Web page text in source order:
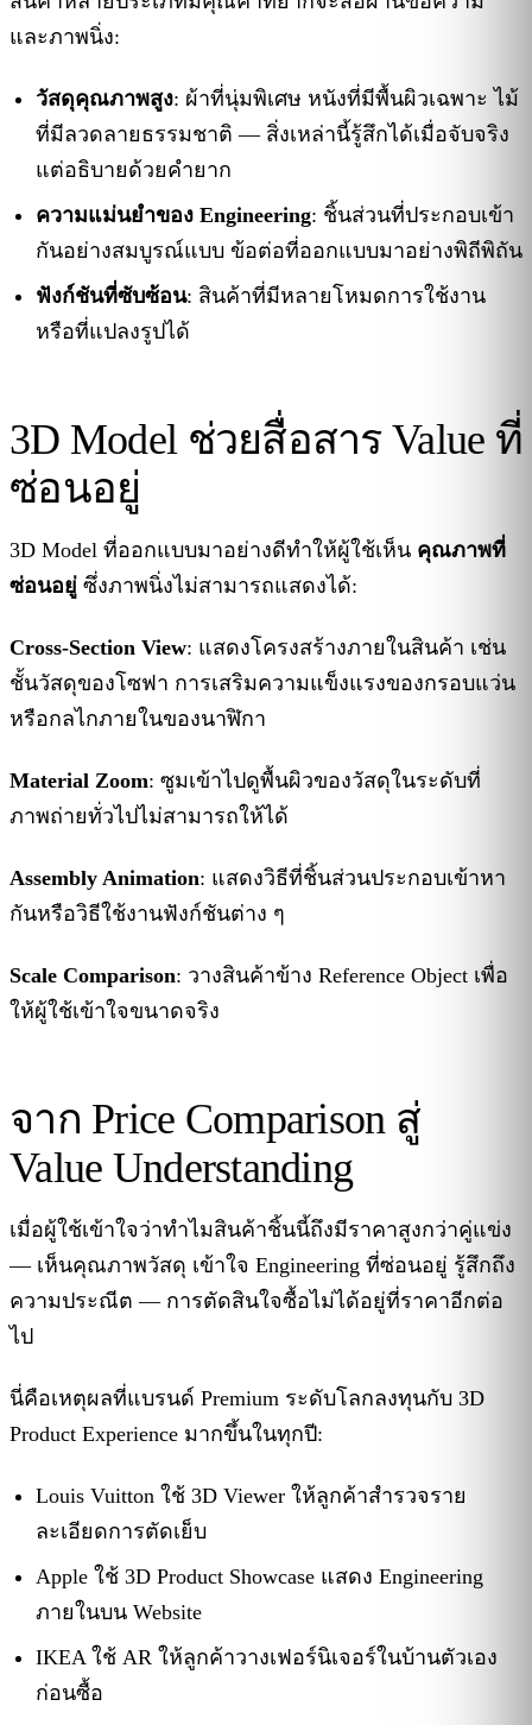
และภาพนิ่ง:
วัสดุคุณภาพสูง: ผ้าที่นุ่มพิเศษ หนังที่มีพื้นผิวเฉพาะ ไม้
ที่มีลวดลายธรรมชาติ — สิ่งเหล่านี้รู้สึกได้เมื่อจับจริง
แต่อธิบายด้วยคำยาก
ความแม่นยำของ Engineering: ชิ้นส่วนที่ประกอบเข้า
กันอย่างสมบูรณ์แบบ ข้อต่อที่ออกแบบมาอย่างพิถีพิถัน
ฟังก์ชันที่ซับซ้อน: สินค้าที่มีหลายโหมดการใช้งาน
หรือที่แปลงรูปได้
3D Model ช่วยสื่อสาร Value ที่
ซ่อนอยู่
3D Model ที่ออกแบบมาอย่างดีทำให้ผู้ใช้เห็น คุณภาพที่
ซ่อนอยู่ ซึ่งภาพนิ่งไม่สามารถแสดงได้:
Cross-Section View: แสดงโครงสร้างภายในสินค้า เช่น
ชั้นวัสดุของโซฟา การเสริมความแข็งแรงของกรอบแว่น
หรือกลไกภายในของนาฬิกา
Material Zoom: ซูมเข้าไปดูพื้นผิวของวัสดุในระดับที่
ภาพถ่ายทั่วไปไม่สามารถให้ได้
Assembly Animation: แสดงวิธีที่ชิ้นส่วนประกอบเข้าหา
กันหรือวิธีใช้งานฟังก์ชันต่าง ๆ
Scale Comparison: วางสินค้าข้าง Reference Object เพื่อ
ให้ผู้ใช้เข้าใจขนาดจริง
จาก Price Comparison สู่
Value Understanding
เมื่อผู้ใช้เข้าใจว่าทำไมสินค้าชิ้นนี้ถึงมีราคาสูงกว่าคู่แข่ง
— เห็นคุณภาพวัสดุ เข้าใจ Engineering ที่ซ่อนอยู่ รู้สึกถึง
ความประณีต — การตัดสินใจซื้อไม่ได้อยู่ที่ราคาอีกต่อ
ไป
นี่คือเหตุผลที่แบรนด์ Premium ระดับโลกลงทุนกับ 3D
Product Experience มากขึ้นในทุกปี:
Louis Vuitton ใช้ 3D Viewer ให้ลูกค้าสำรวจราย
ละเอียดการตัดเย็บ
Apple ใช้ 3D Product Showcase แสดง Engineering
ภายในบน Website
IKEA ใช้ AR ให้ลูกค้าวางเฟอร์นิเจอร์ในบ้านตัวเอง
ก่อนซื้อ